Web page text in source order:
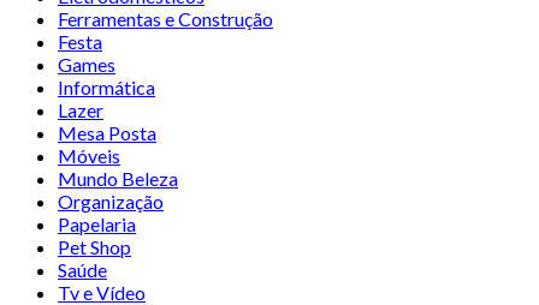
Ferramentas e Construção
Festa
Games
Informática
Lazer
Mesa Posta
Móveis
Mundo Beleza
Organização
Papelaria
Pet Shop
Saúde
Tv e Vídeo